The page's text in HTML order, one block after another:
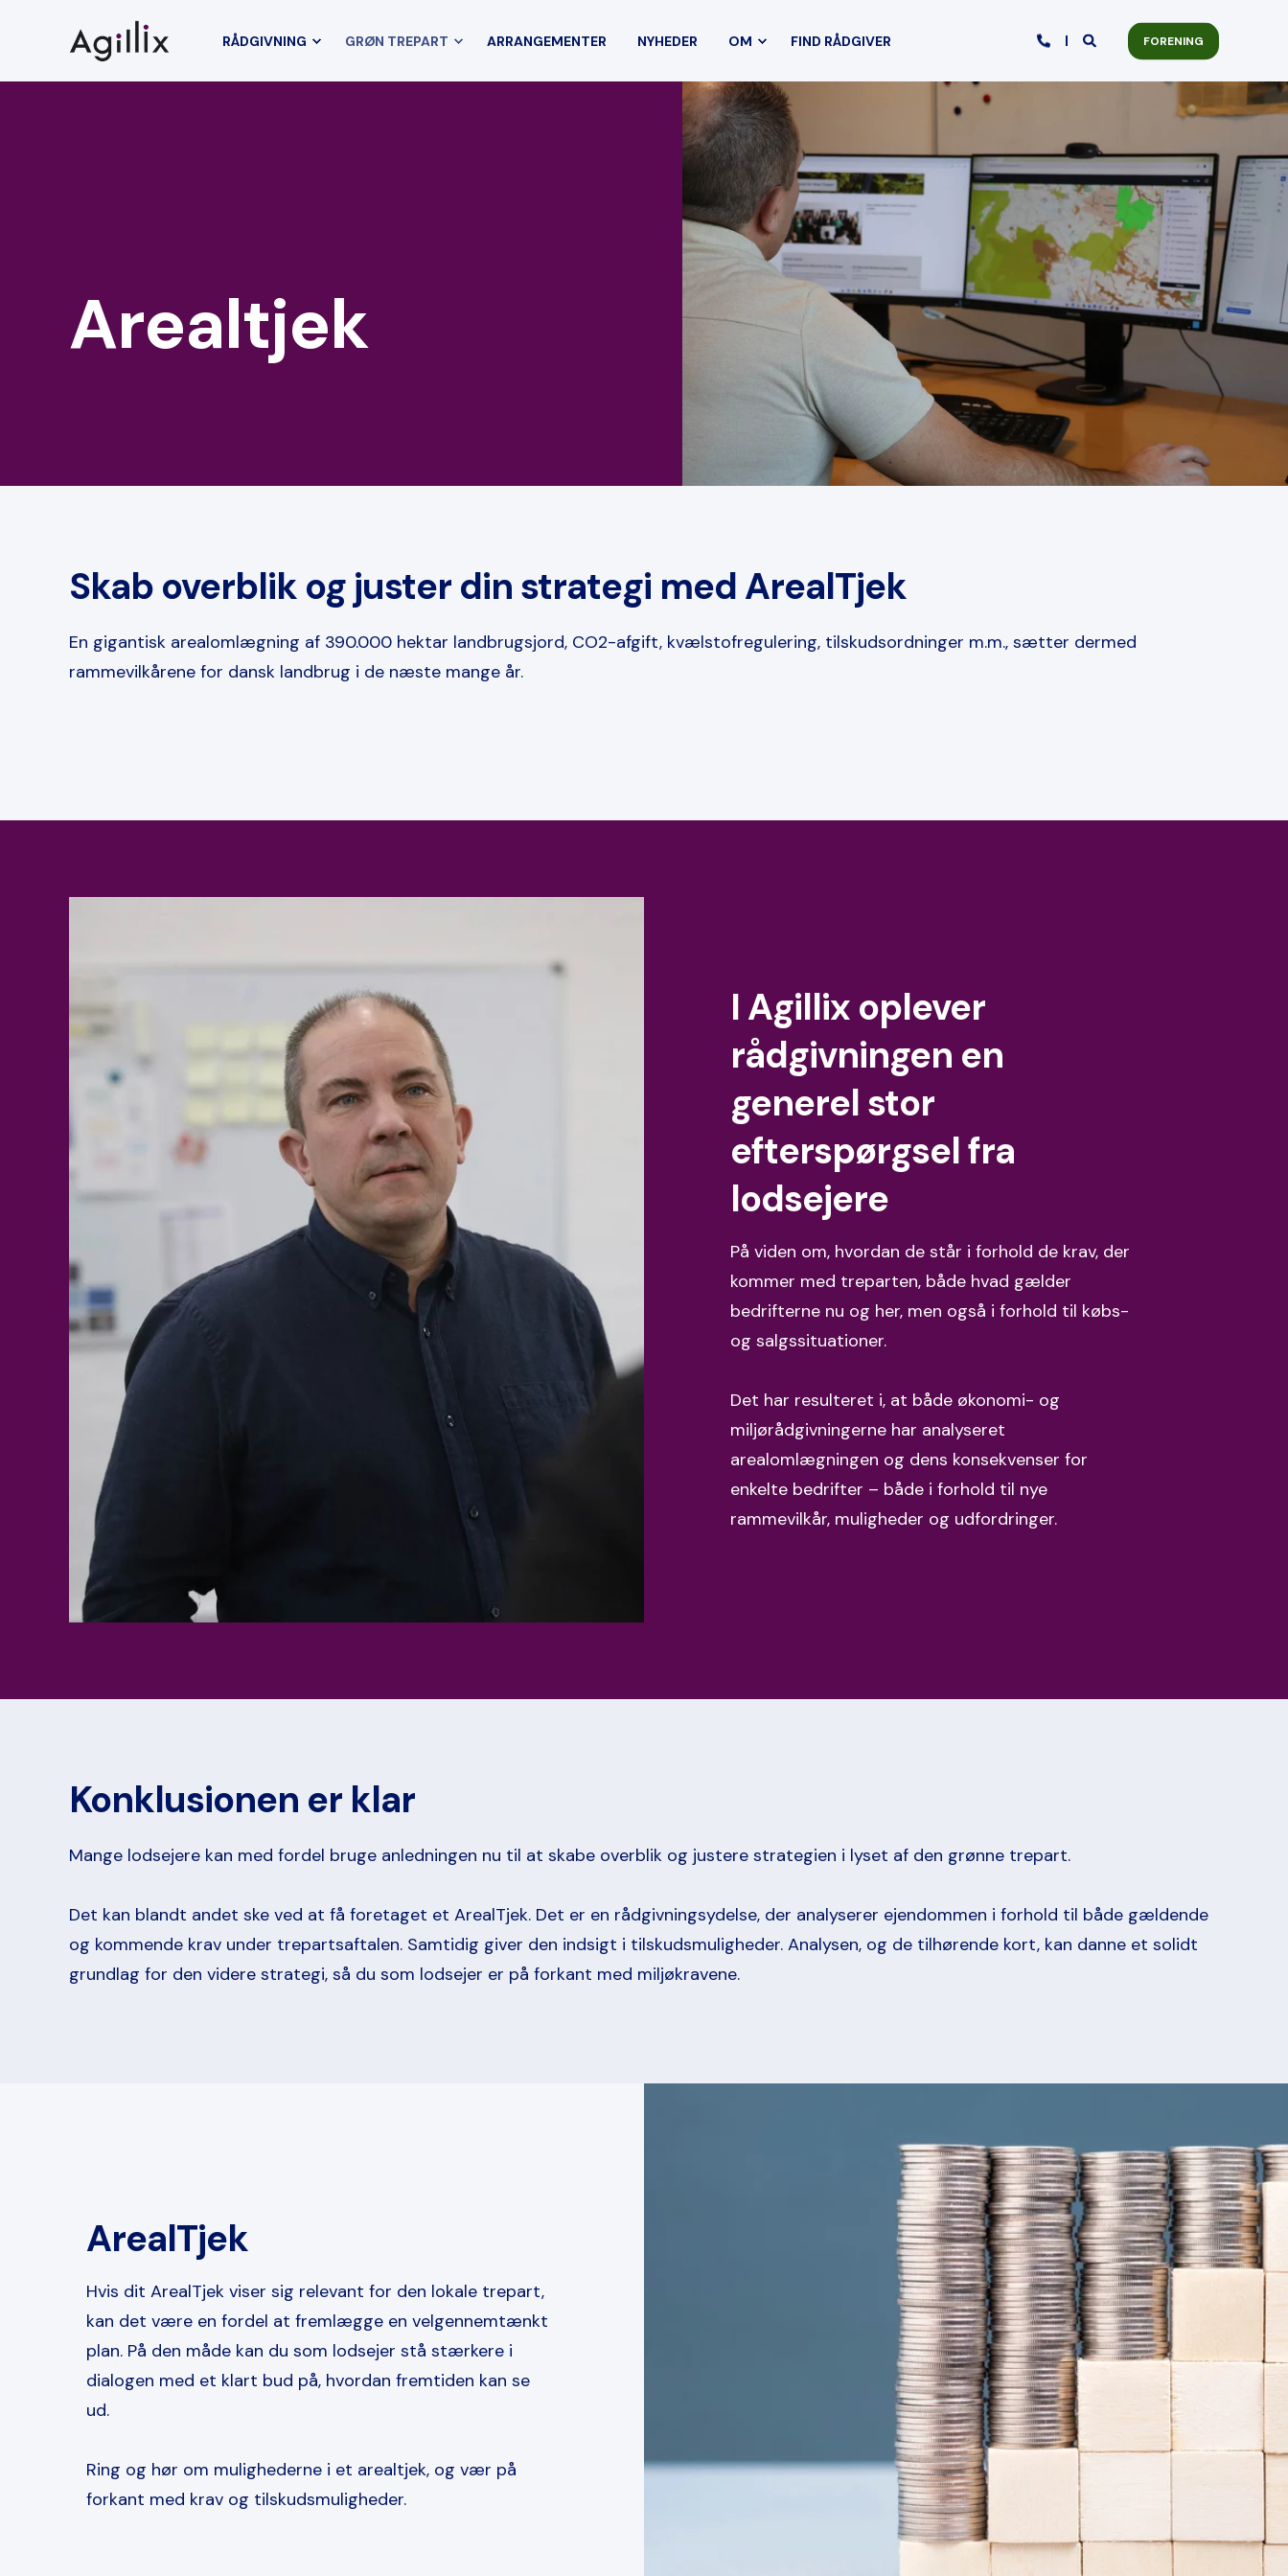
RÅDGIVNING GRØN TREPART ARRANGEMENTER NYHEDER OM FIND RÅDGIVER FORENING
Arealtjek
Skab overblik og juster din strategi med ArealTjek
En gigantisk arealomlægning af 390.000 hektar landbrugsjord, CO2-afgift, kvælstofregulering, tilskudsordninger m.m., sætter dermed
rammevilkårene for dansk landbrug i de næste mange år.
I Agillix oplever
rådgivningen en
generel stor
efterspørgsel fra
lodsejere
På viden om, hvordan de står i forhold de krav, der
kommer med treparten, både hvad gælder
bedrifterne nu og her, men også i forhold til købs-
og salgssituationer.
Det har resulteret i, at både økonomi- og
miljørådgivningerne har analyseret
arealomlægningen og dens konsekvenser for
enkelte bedrifter – både i forhold til nye
rammevilkår, muligheder og udfordringer.
Konklusionen er klar
Mange lodsejere kan med fordel bruge anledningen nu til at skabe overblik og justere strategien i lyset af den grønne trepart.
Det kan blandt andet ske ved at få foretaget et ArealTjek. Det er en rådgivningsydelse, der analyserer ejendommen i forhold til både gældende
og kommende krav under trepartsaftalen. Samtidig giver den indsigt i tilskudsmuligheder. Analysen, og de tilhørende kort, kan danne et solidt
grundlag for den videre strategi, så du som lodsejer er på forkant med miljøkravene.
ArealTjek
Hvis dit ArealTjek viser sig relevant for den lokale trepart,
kan det være en fordel at fremlægge en velgennemtænkt
plan. På den måde kan du som lodsejer stå stærkere i
dialogen med et klart bud på, hvordan fremtiden kan se
ud.
Ring og hør om mulighederne i et arealtjek, og vær på
forkant med krav og tilskudsmuligheder.